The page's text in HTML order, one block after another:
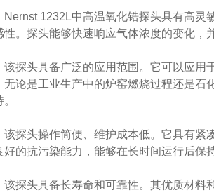
1232L中高温氧化锆探头具有高灵
性。探头能够快速响应气体浓度的变化，
头具备广泛的应用范围。它可以应用
无论是工业生产中的炉窑燃烧过程还是
头操作简便、维护成本低。它具有紧
好的抗污染能力，能够在长时间运行后保
头具备长寿命和可靠性。其优质材料